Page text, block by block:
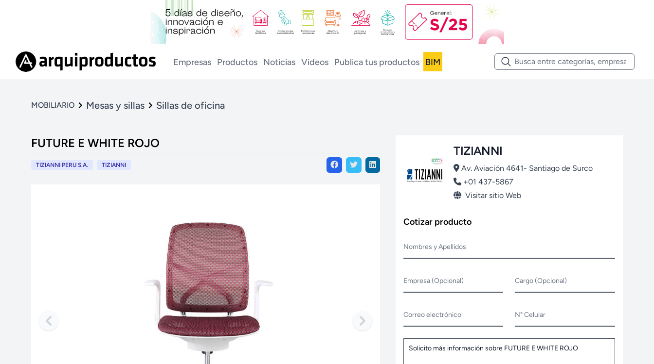
Empresas Productos Noticias Videos Publica tus productos BIM
MOBILIARIO Mesas y sillas Sillas de oficina
FUTURE E WHITE ROJO
TIZIANNI PERU S.A. TIZIANNI
TIZIANNI
Av. Aviación 4641- Santiago de Surco
+01 437-5867
Visitar sitio Web
Cotizar producto
Nombres y Apellidos
Empresa (Opcional) Cargo (Opcional)
Correo electrónico N° Celular